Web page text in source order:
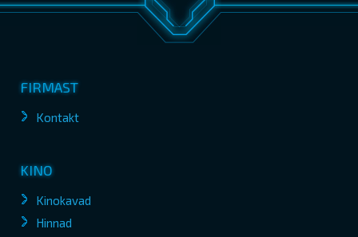
FIRMAST
Kontakt
KINO
Kinokavad
Hinnad